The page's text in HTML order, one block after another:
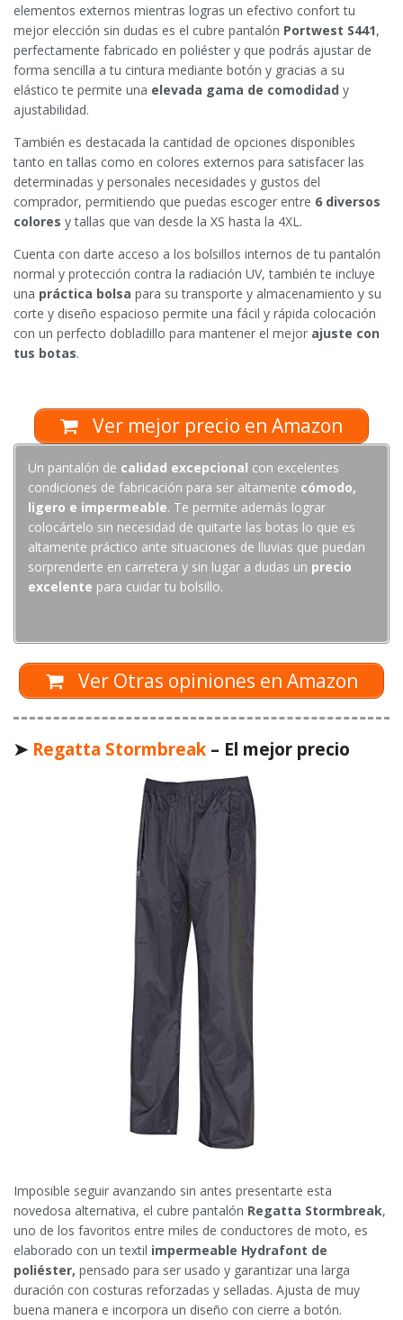
elementos externos mientras logras un efectivo confort tu
mejor elección sin dudas es el cubre pantalón Portwest S441,
perfectamente fabricado en poliéster y que podrás ajustar de
forma sencilla a tu cintura mediante botón y gracias a su
elástico te permite una elevada gama de comodidad y
ajustabilidad.
También es destacada la cantidad de opciones disponibles
tanto en tallas como en colores externos para satisfacer las
determinadas y personales necesidades y gustos del
comprador, permitiendo que puedas escoger entre 6 diversos
colores y tallas que van desde la XS hasta la 4XL.
Cuenta con darte acceso a los bolsillos internos de tu pantalón
normal y protección contra la radiación UV, también te incluye
una práctica bolsa para su transporte y almacenamiento y su
corte y diseño espacioso permite una fácil y rápida colocación
con un perfecto dobladillo para mantener el mejor ajuste con
tus botas.
Ver mejor precio en Amazon
Un pantalón de calidad excepcional con excelentes
condiciones de fabricación para ser altamente cómodo,
ligero e impermeable. Te permite además lograr
colocártelo sin necesidad de quitarte las botas lo que es
altamente práctico ante situaciones de lluvias que puedan
sorprenderte en carretera y sin lugar a dudas un precio
excelente para cuidar tu bolsillo.
Ver Otras opiniones en Amazon
➤ Regatta Stormbreak – El mejor precio
Imposible seguir avanzando sin antes presentarte esta
novedosa alternativa, el cubre pantalón Regatta Stormbreak,
uno de los favoritos entre miles de conductores de moto, es
elaborado con un textil impermeable Hydrafont de
poliéster, pensado para ser usado y garantizar una larga
duración con costuras reforzadas y selladas. Ajusta de muy
buena manera e incorpora un diseño con cierre a botón.